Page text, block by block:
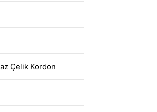
Çelik Kordon